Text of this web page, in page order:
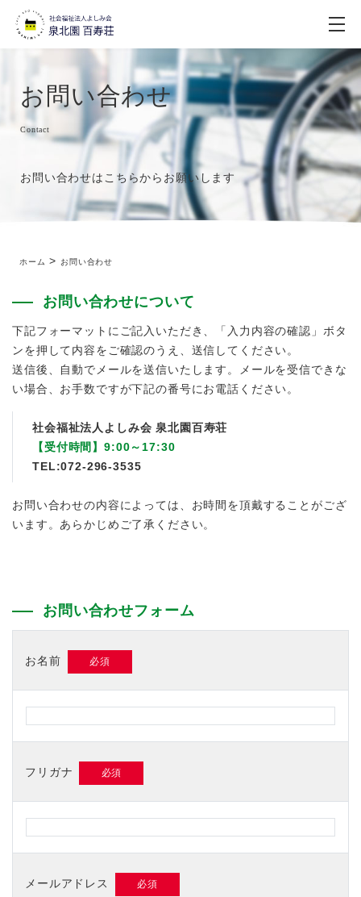
お問い合わせ
Contact
お問い合わせはこちらからお願いします
ホーム > お問い合わせ
お問い合わせについて
下記フォーマットにご記入いただき、「入力内容の確認」ボタ
ンを押して内容をご確認のうえ、送信してください。
送信後、自動でメールを送信いたします。メールを受信できな
い場合、お手数ですが下記の番号にお電話ください。
社会福祉法人よしみ会 泉北園百寿荘
【受付時間】9:00～17:30
TEL:072-296-3535
お問い合わせの内容によっては、お時間を頂戴することがござ
います。あらかじめご了承ください。
お問い合わせフォーム
お名前
フリガナ
メールアドレス